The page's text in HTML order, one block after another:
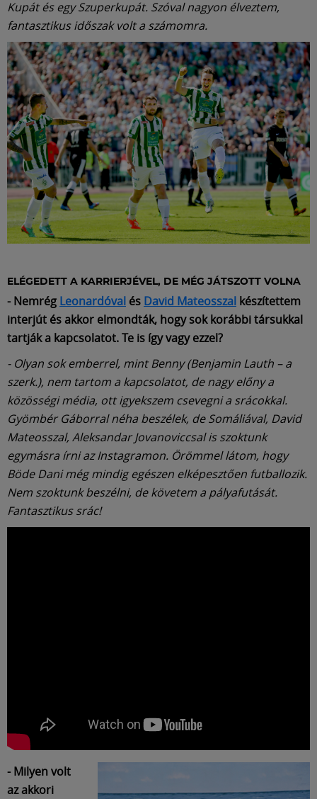
Kupát és egy Szuperkupát. Szóval nagyon élveztem,
fantasztikus időszak volt a számomra.
ELÉGEDETT A KARRIERJÉVEL, DE MÉG JÁTSZOTT VOLNA
- Nemrég Leonardóval és David Mateosszal készítettem
interjút és akkor elmondták, hogy sok korábbi társukkal
tartják a kapcsolatot. Te is így vagy ezzel?
- Olyan sok emberrel, mint Benny (Benjamin Lauth – a
szerk.), nem tartom a kapcsolatot, de nagy előny a
közösségi média, ott igyekszem csevegni a srácokkal.
Gyömbér Gáborral néha beszélek, de Somáliával, David
Mateosszal, Aleksandar Jovanoviccsal is szoktunk
egymásra írni az Instagramon. Örömmel látom, hogy
Böde Dani még mindig egészen elképesztően futballozik.
Nem szoktunk beszélni, de követem a pályafutását.
Fantasztikus srác!
- Milyen volt
az akkori